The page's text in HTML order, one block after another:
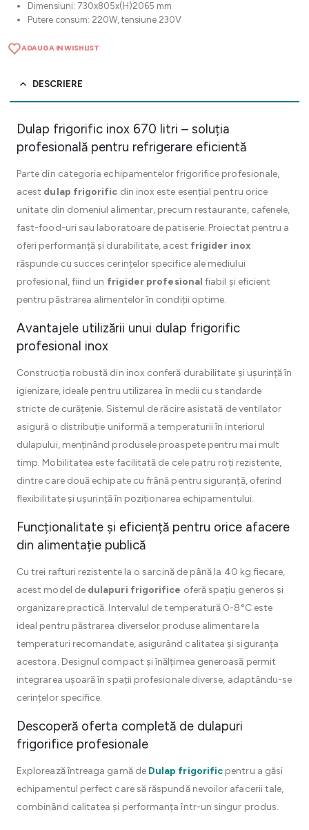
Dimensiuni: 730x805x(H)2065 mm
Putere consum: 220W, tensiune 230V
ADAUGA IN WISHLIST
DESCRIERE
Dulap frigorific inox 670 litri – soluția
profesională pentru refrigerare eficientă
Parte din categoria echipamentelor frigorifice profesionale,
acest dulap frigorific din inox este esențial pentru orice
unitate din domeniul alimentar, precum restaurante, cafenele,
fast-food-uri sau laboratoare de patiserie. Proiectat pentru a
oferi performanță și durabilitate, acest frigider inox
răspunde cu succes cerințelor specifice ale mediului
profesional, fiind un frigider profesional fiabil și eficient
pentru păstrarea alimentelor în condiții optime.
Avantajele utilizării unui dulap frigorific
profesional inox
Construcția robustă din inox conferă durabilitate și ușurință în
igienizare, ideale pentru utilizarea în medii cu standarde
stricte de curățenie. Sistemul de răcire asistată de ventilator
asigură o distribuție uniformă a temperaturii în interiorul
dulapului, menținând produsele proaspete pentru mai mult
timp. Mobilitatea este facilitată de cele patru roți rezistente,
dintre care două echipate cu frână pentru siguranță, oferind
flexibilitate și ușurință în poziționarea echipamentului.
Funcționalitate și eficiență pentru orice afacere
din alimentație publică
Cu trei rafturi rezistente la o sarcină de până la 40 kg fiecare,
acest model de dulapuri frigorifice oferă spațiu generos și
organizare practică. Intervalul de temperatură 0-8°C este
ideal pentru păstrarea diverselor produse alimentare la
temperaturi recomandate, asigurând calitatea și siguranța
acestora. Designul compact și înălțimea generoasă permit
integrarea ușoară în spații profesionale diverse, adaptându-se
cerințelor specifice.
Descoperă oferta completă de dulapuri
frigorifice profesionale
Explorează întreaga gamă de Dulap frigorific pentru a găsi
echipamentul perfect care să răspundă nevoilor afacerii tale,
combinând calitatea și performanța într-un singur produs.